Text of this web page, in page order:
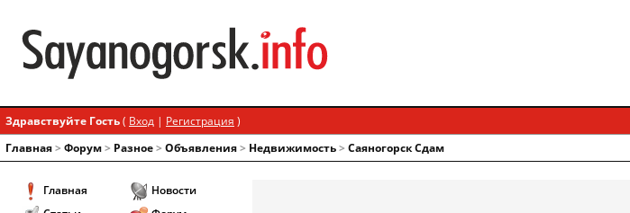
Здравствуйте Гость( Вход | Регистрация )
Главная> Форум> Разное> Объявления> Недвижимость> Саяногорск Сдам
Главная
Новости